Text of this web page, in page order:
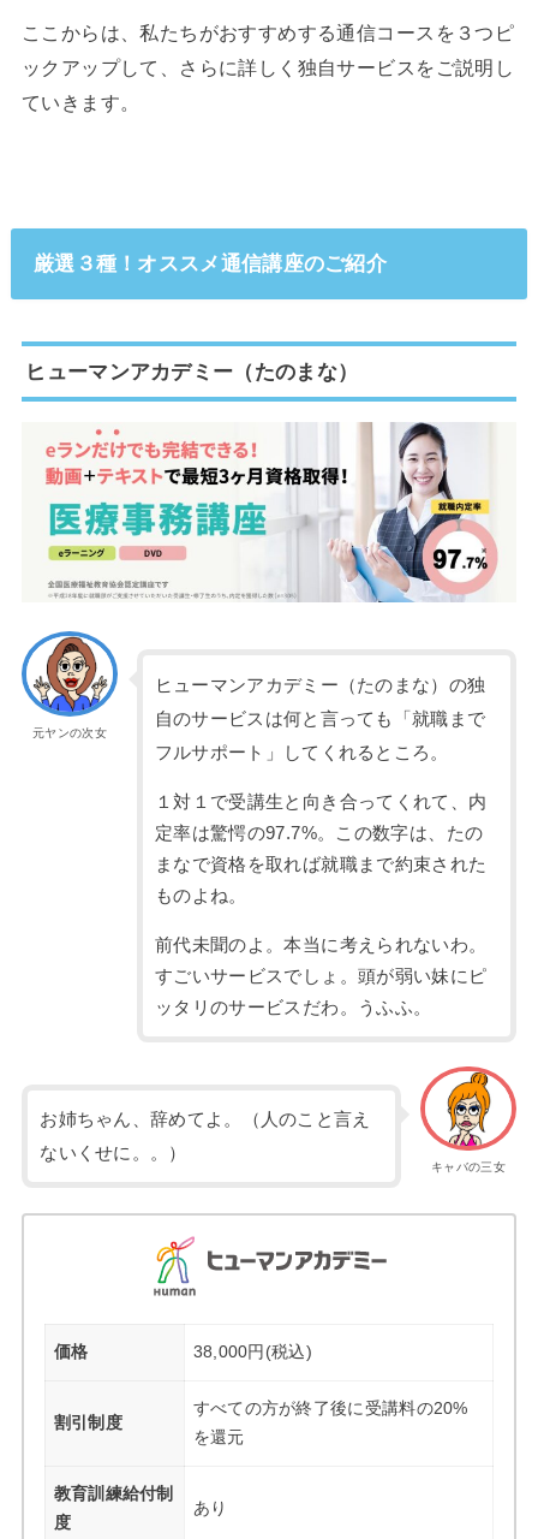
ここからは、私たちがおすすめする通信コースを３つピ
ックアップして、さらに詳しく独自サービスをご説明し
ていきます。
厳選３種！オススメ通信講座のご紹介
ヒューマンアカデミー（たのまな）
元ヤンの次女
ヒューマンアカデミー（たのまな）の独
自のサービスは何と言っても「就職まで
フルサポート」してくれるところ。
１対１で受講生と向き合ってくれて、内
定率は驚愕の97.7%。この数字は、たの
まなで資格を取れば就職まで約束された
ものよね。
前代未聞のよ。本当に考えられないわ。
すごいサービスでしょ。頭が弱い妹にピ
ッタリのサービスだわ。うふふ。
キャバの三女
お姉ちゃん、辞めてよ。（人のこと言え
ないくせに。。）
価格 38,000円(税込)
割引制度
すべての方が終了後に受講料の20%
を還元
教育訓練給付制
度
あり